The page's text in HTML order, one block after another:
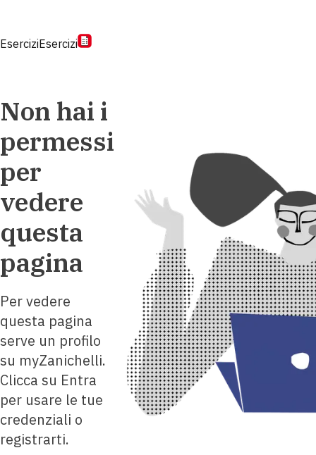
EserciziEsercizi
Non hai i
permessi
per
vedere
questa
pagina
Per vedere
questa pagina
serve un profilo
su myZanichelli.
Clicca su Entra
per usare le tue
credenziali o
registrarti.